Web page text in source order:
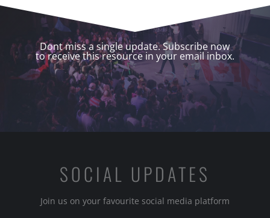
Dont miss a single update. Subscribe now
to receive this resource in your email inbox.
SOCIAL UPDATES
Join us on your favourite social media platform